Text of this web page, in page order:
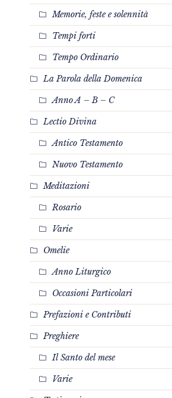
Memorie, feste e solennità
Tempi forti
Tempo Ordinario
La Parola della Domenica
Anno A – B – C
Lectio Divina
Antico Testamento
Nuovo Testamento
Meditazioni
Rosario
Varie
Omelie
Anno Liturgico
Occasioni Particolari
Prefazioni e Contributi
Preghiere
Il Santo del mese
Varie